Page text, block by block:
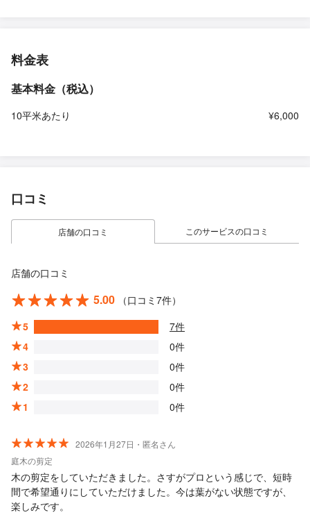
料金表
基本料金（税込）
10平米あたり ¥6,000
口コミ
店舗の口コミ このサービスの口コミ
店舗の口コミ
5.00
（口コミ7件）
5
7件
4
0件
3
0件
2
0件
1
0件
2026年1月27日・匿名さん
庭木の剪定
木の剪定をしていただきました。さすがプロという感じで、短時
間で希望通りにしていただけました。今は葉がない状態ですが、
楽しみです。